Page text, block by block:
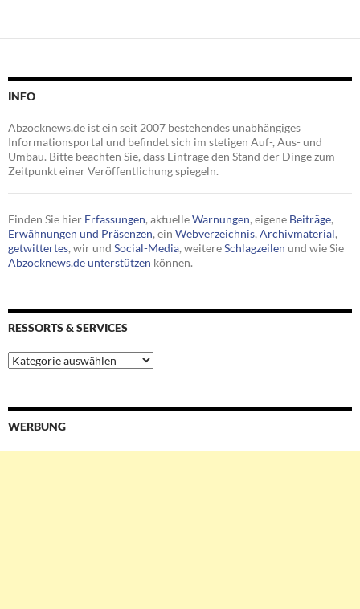
INFO
Abzocknews.de ist ein seit 2007 bestehendes unabhängiges
Informationsportal und befindet sich im stetigen Auf-, Aus- und
Umbau. Bitte beachten Sie, dass Einträge den Stand der Dinge zum
Zeitpunkt einer Veröffentlichung spiegeln.
Finden Sie hier Erfassungen, aktuelleWarnungen, eigene Beiträge,
Erwähnungen und Präsenzen, ein Webverzeichnis, Archivmaterial,
getwittertes, wir und Social-Media, weitereSchlagzeilen und wie Sie
Abzocknews.de unterstützen können.
RESSORTS & SERVICES
Ressorts
&
WERBUNG